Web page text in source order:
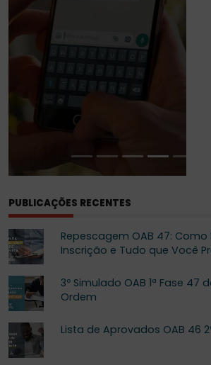
PUBLICAÇÕES RECENTES
Repescagem OAB 47: Como
Inscrição e Tudo que Você
3º Simulado OAB 1ª Fase 47
Ordem
Lista de Aprovados OAB 46